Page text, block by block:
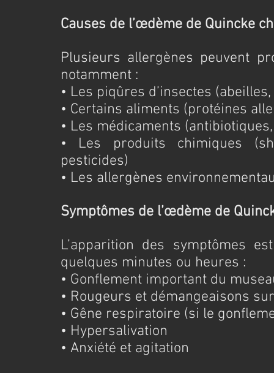
Causes de l’œdème de Quincke
Plusieurs allergènes peuvent
notamment :
• Les piqûres d’insectes
• Certains aliments (protéines
• Les médicaments
• Les produits chimiques
pesticides)
• Les allergènes
Symptômes de l’œdème de
L’apparition des symptômes
quelques minutes ou heures :
• Gonflement important du
• Rougeurs et démangeaisons
• Gêne respiratoire (si le
• Hypersalivation
• Anxiété et agitation